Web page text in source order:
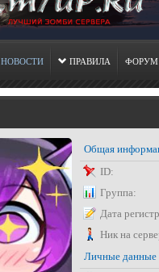
НОВОСТИ ПРАВИЛА ФОРУМ
Общая
ID:
Группа:
Дата
Ник на
Личные данные